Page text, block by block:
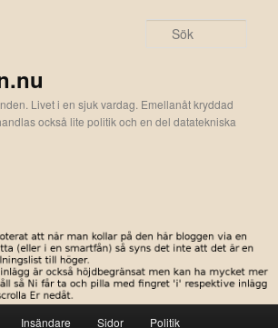
Livet i en sjuk vardag. Emellanåt kryddad
också lite politik och en del datatekniska
Insändare Sidor Politik